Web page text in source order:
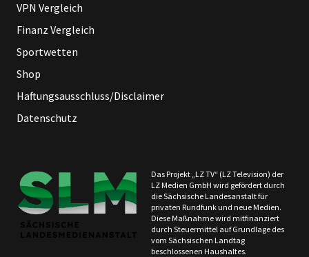
VPN Vergleich
Finanz Vergleich
Sportwetten
Shop
Haftungsausschluss/Disclaimer
Datenschutz
Das Projekt „LZ TV“ (LZ Television) der
LZ Medien GmbH wird gefördert durch
die Sächsische Landesanstalt für
privaten Rundfunk und neue Medien.
Diese Maßnahme wird mitfinanziert
durch Steuermittel auf Grundlage des
vom Sächsischen Landtag
beschlossenen Haushaltes.